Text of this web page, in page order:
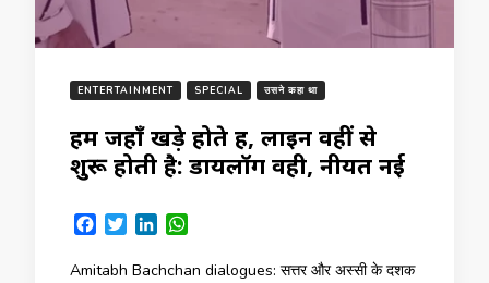
ENTERTAINMENT SPECIAL उसने कहा था
हम जहाँ खड़े होते हैं, लाइन वहीं से
शुरू होती है: डायलॉग वही, नीयत नई
Facebook
TwitterLinkedIn
Amitabh Bachchan dialogues: सत्तर और अस्सी के दशक